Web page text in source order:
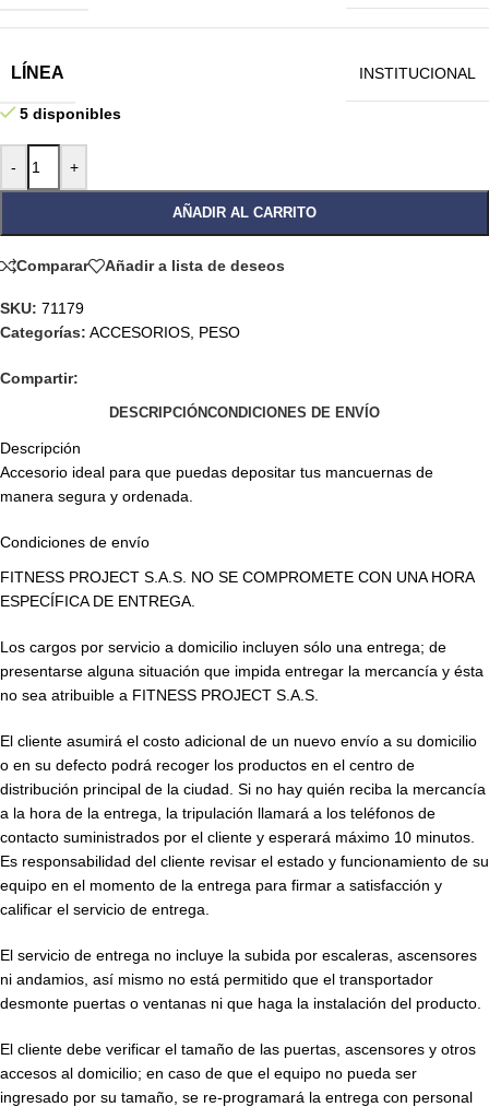
LÍNEA INSTITUCIONAL
5 disponibles
- +
AÑADIR AL CARRITO
Comparar Añadir a lista de deseos
SKU: 71179
Categorías: ACCESORIOS PESO
Compartir:
DESCRIPCIÓNCONDICIONES DE ENVÍO
Descripción
Accesorio ideal para que puedas depositar tus mancuernas de
manera segura y ordenada.
Condiciones de envío
FITNESS PROJECT S.A.S. NO SE COMPROMETE CON UNA HORA
ESPECÍFICA DE ENTREGA.
Los cargos por servicio a domicilio incluyen sólo una entrega; de
presentarse alguna situación que impida entregar la mercancía y ésta
no sea atribuible a FITNESS PROJECT S.A.S.
El cliente asumirá el costo adicional de un nuevo envío a su domicilio
o en su defecto podrá recoger los productos en el centro de
distribución principal de la ciudad. Si no hay quién reciba la mercancía
a la hora de la entrega, la tripulación llamará a los teléfonos de
contacto suministrados por el cliente y esperará máximo 10 minutos.
Es responsabilidad del cliente revisar el estado y funcionamiento de su
equipo en el momento de la entrega para firmar a satisfacción y
calificar el servicio de entrega.
El servicio de entrega no incluye la subida por escaleras, ascensores
ni andamios, así mismo no está permitido que el transportador
desmonte puertas o ventanas ni que haga la instalación del producto.
El cliente debe verificar el tamaño de las puertas, ascensores y otros
accesos al domicilio; en caso de que el equipo no pueda ser
ingresado por su tamaño, se re-programará la entrega con personal